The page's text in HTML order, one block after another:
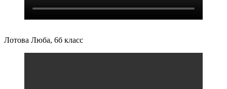
Лотова Люба, 6б класс